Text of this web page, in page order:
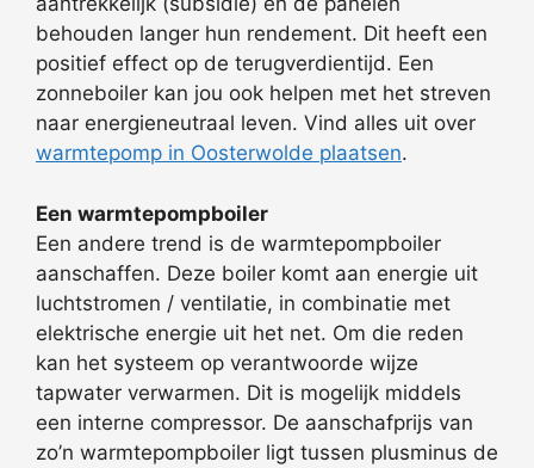
behouden langer hun rendement. Dit heeft een
positief effect op de terugverdientijd. Een
zonneboiler kan jou ook helpen met het streven
naar energieneutraal leven. Vind alles uit over
warmtepomp in Oosterwolde plaatsen.
Een warmtepompboiler
Een andere trend is de warmtepompboiler
aanschaffen. Deze boiler komt aan energie uit
luchtstromen / ventilatie, in combinatie met
elektrische energie uit het net. Om die reden
kan het systeem op verantwoorde wijze
tapwater verwarmen. Dit is mogelijk middels
een interne compressor. De aanschafprijs van
zo’n warmtepompboiler ligt tussen plusminus de